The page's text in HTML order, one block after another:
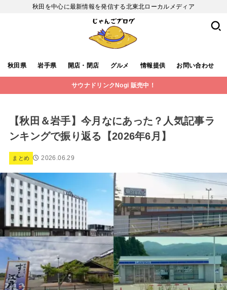
秋田を中心に最新情報を発信する北東北ローカルメディア
秋田県 岩手県 開店・閉店 グルメ 情報提供 お問い合わせ
サウナドリンクNogi 販売中！
【秋田＆岩手】今月なにあった？人気記事ラ
ンキングで振り返る【2026年6月】
まとめ 2026.06.29